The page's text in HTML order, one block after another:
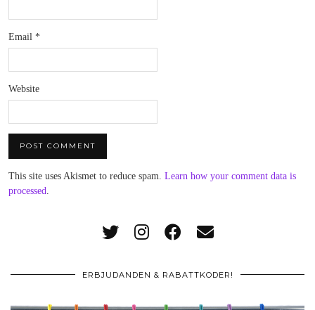
Email *
Website
This site uses Akismet to reduce spam. Learn how your comment data is
processed.
ERBJUDANDEN & RABATTKODER!